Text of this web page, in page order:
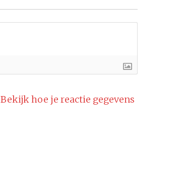
Bekijk hoe je reactie gegevens